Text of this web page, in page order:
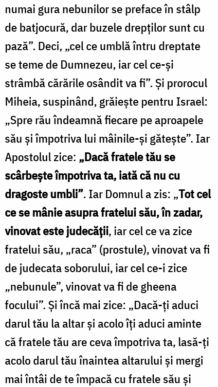
numai gura nebunilor se preface în stâlp
de batjocură, dar buzele drepților sunt cu
pază”. Deci, „cel ce umblă întru dreptate
se teme de Dumnezeu, iar cel ce-și
strâmbă cărările osândit va fi”. Și prorocul
Miheia, suspinând, grăiește pentru Israel:
„Spre rău îndeamnă fiecare pe aproapele
său și împotriva lui mâinile-și gătește”. Iar
Apostolul zice: „Dacă fratele tău se
scârbește împotriva ta, iată că nu cu
dragoste umbli”. Iar Domnul a zis: „Tot cel
ce se mânie asupra fratelui său, în zadar,
vinovat este judecății, iar cel ce va zice
fratelui său, „raca” (prostule), vinovat va fi
de judecata soborului, iar cel ce-i zice
„nebunule”, vinovat va fi de gheena
focului”. Și încă mai zice: „Dacă-ți aduci
darul tău la altar și acolo îți aduci aminte
că fratele tău are ceva împotriva ta, lasă-ți
acolo darul tău înaintea altarului și mergi
mai întâi de te împacă cu fratele său și